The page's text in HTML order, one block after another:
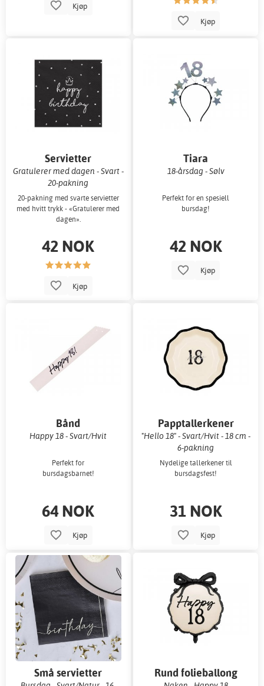
Kjøp
Kjøp
Servietter
Gratulerer med dagen - Svart -
20-pakning
20-pakning med svarte servietter
med hvitt trykk - «Gratulerer med
dagen».
42 NOK
Kjøp
Tiara
18-årsdag - Sølv
Perfekt for en spesiell
bursdag!
42 NOK
Kjøp
Bånd
Happy 18 - Svart/Hvit
Perfekt for
bursdagsbarnet!
64 NOK
Kjøp
Papptallerkener
"Hello 18" - Svart/Hvit - 18 cm -
6-pakning
Nydelige tallerkener til
bursdagsfest!
31 NOK
Kjøp
Små servietter Rund folieballong